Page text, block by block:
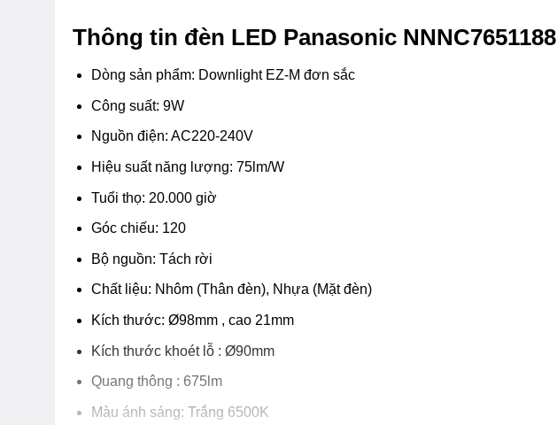
Thông tin đèn LED Panasonic NNNC7651188
Dòng sản phẩm: Downlight EZ-M đơn sắc
Công suất: 9W
Nguồn điện: AC220-240V
Hiệu suất năng lượng: 75lm/W
Tuổi thọ: 20.000 giờ
Góc chiếu: 120
Bộ nguồn: Tách rời
Chất liệu: Nhôm (Thân đèn), Nhựa (Mặt đèn)
Kích thước: Ø98mm , cao 21mm
Kích thước khoét lỗ : Ø90mm
Quang thông : 675lm
Màu ánh sáng: Trắng 6500K